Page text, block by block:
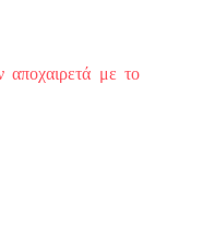
με το